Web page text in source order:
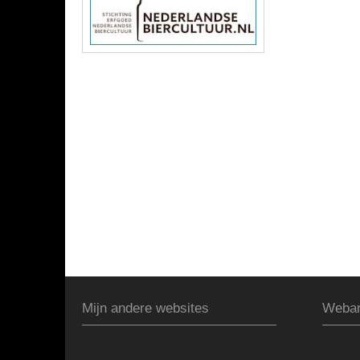
Mijn andere websites